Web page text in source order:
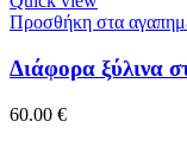
Προσθήκη στα
Διάφορα ξύλινα
60.00 €